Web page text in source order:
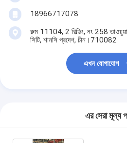
18966717078
রুম 11104, 2 বিল্ডিং, নং 258
সিটি, শানসি প্রদেশ, চীন।710082
এখন যোগাযোগ
এর সেরা মূল্য